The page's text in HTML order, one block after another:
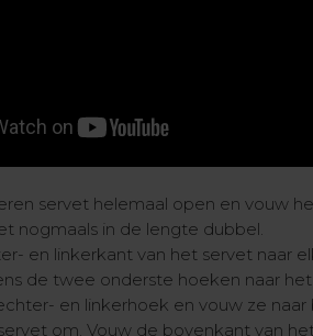
servet helemaal open en vouw
nogmaals in de lengte dubbel.
en linkerkant van het servet naar
de twee onderste hoeken naar
en linkerhoek en vouw ze
om. Vouw de bovenkant van